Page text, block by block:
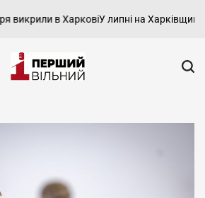
в ХарковіУ липні на Харківщині
-